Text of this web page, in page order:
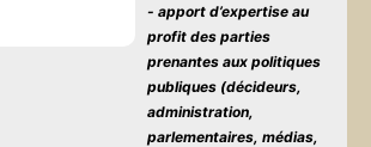
- apport d’expertise au
profit des parties
prenantes aux politiques
publiques (décideurs,
administration,
parlementaires, médias,